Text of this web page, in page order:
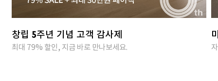
창립 5주년 기념 고객 감사제
최대 79% 할인, 지금 바로 만나보세요.